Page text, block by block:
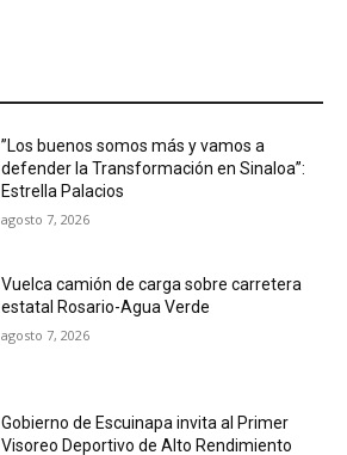
”Los buenos somos más y vamos a
defender la Transformación en Sinaloa”:
Estrella Palacios
agosto 7, 2026
Vuelca camión de carga sobre carretera
estatal Rosario-Agua Verde
agosto 7, 2026
Gobierno de Escuinapa invita al Primer
Visoreo Deportivo de Alto Rendimiento